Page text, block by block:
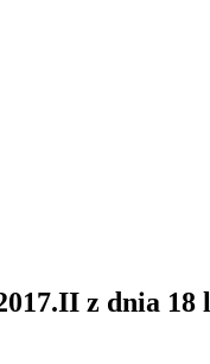
z dnia